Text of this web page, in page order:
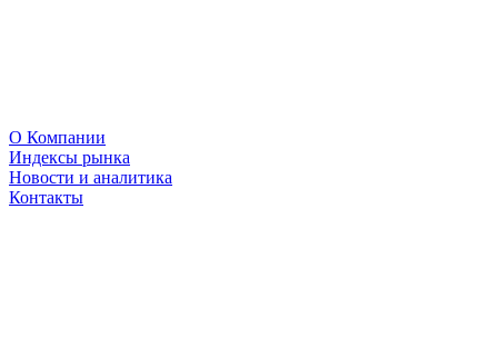
О Компании
Индексы рынка
Новости и аналитика
Контакты